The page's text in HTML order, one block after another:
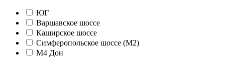
ЮГ
Варшавское шоссе
Каширское шоссе
Симферопольское шоссе (М2)
М4 Дон